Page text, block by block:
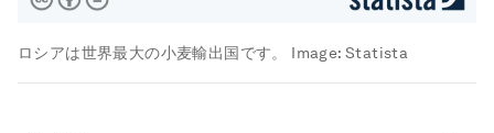
ロシアは世界最大の小麦輸出国です。 Image:Statista